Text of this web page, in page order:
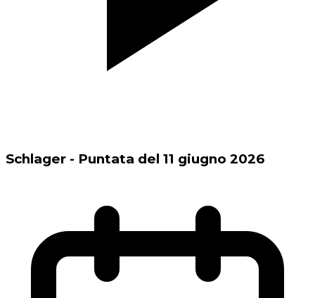
Schlager - Puntata del 11 giugno 2026